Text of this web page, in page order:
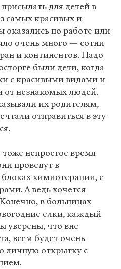
для детей в
самых красивых и
оказались по работе или
очень много — сотни
и континентов. Надо
были дети, когда
с красивыми видами и
незнакомых людей.
их родителям,
отправиться в эту
непростое время
проведут в
химиотерапии, с
А ведь хочется
в больницах
елки, каждый
уверены, что вне
всем будет очень
личную открытку с